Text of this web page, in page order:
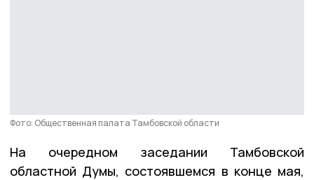
Фото: Общественная палата Тамбовской области
На очередном заседании Тамбовской
областной Думы, состоявшемся в конце мая,